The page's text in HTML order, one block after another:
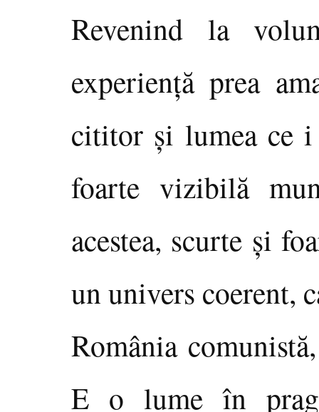
Revenind la
experienţă prea
cititor şi lumea ce i
foarte vizibilă
acestea, scurte şi
un univers coerent,
România
E o lume în